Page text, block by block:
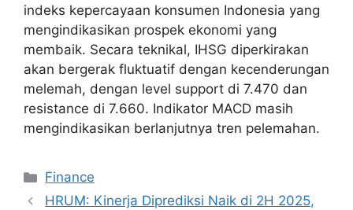
indeks kepercayaan konsumen Indonesia yang
mengindikasikan prospek ekonomi yang
membaik. Secara teknikal, IHSG diperkirakan
akan bergerak fluktuatif dengan kecenderungan
melemah, dengan level support di 7.470 dan
resistance di 7.660. Indikator MACD masih
mengindikasikan berlanjutnya tren pelemahan.
Categories
Finance
HRUM: Kinerja Diprediksi Naik di 2H 2025,